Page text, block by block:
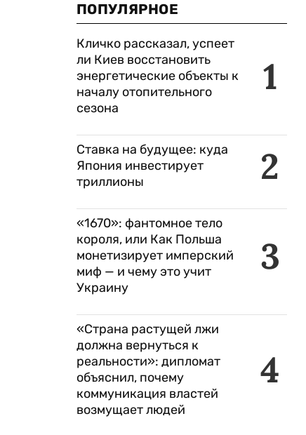
ПОПУЛЯРНОЕ
1
Кличко рассказал, успеет
ли Киев восстановить
энергетические объекты к
началу отопительного
сезона
2
Ставка на будущее: куда
Япония инвестирует
триллионы
3
«1670»: фантомное тело
короля, или Как Польша
монетизирует имперский
миф — и чему это учит
Украину
4
«Страна растущей лжи
должна вернуться к
реальности»: дипломат
объяснил, почему
коммуникация властей
возмущает людей